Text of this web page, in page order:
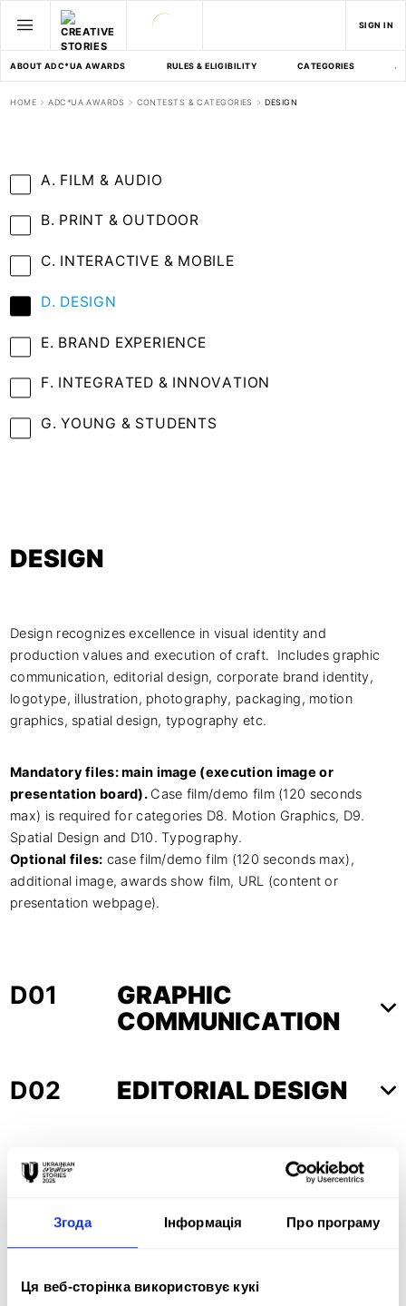
Згода Інформація Про програму
Ця веб-сторінка використовує кукі
SIGN IN
ABOUT ADC*UA AWARDS RULES & ELIGIBILITY CATEGORIES
HOME ADC*UA AWARDS CONTESTS & CATEGORIES DESIGN
A. FILM & AUDIO
B. PRINT & OUTDOOR
C. INTERACTIVE & MOBILE
D. DESIGN
E. BRAND EXPERIENCE
F. INTEGRATED & INNOVATION
G. YOUNG & STUDENTS
DESIGN
Design recognizes excellence in visual identity and
production values and execution of craft. Includes graphic
communication, editorial design, corporate brand identity,
logotype, illustration, photography, packaging, motion
graphics, spatial design, typography etc.
Mandatory files: main image (execution image or
presentation board). Case film/demo film (120 seconds
max) is required for categories D8. Motion Graphics, D9.
Spatial Design and D10. Typography.
Optional files: case film/demo film (120 seconds max),
additional image, awards show film, URL (content or
presentation webpage).
D01
GRAPHIC
COMMUNICATION
D02 EDITORIAL DESIGN
D03
CORPORATE BRAND
D04 LOGOTYPE